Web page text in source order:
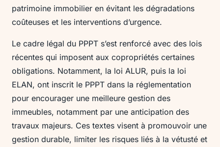
patrimoine immobilier en évitant les dégradations
coûteuses et les interventions d’urgence.
Le cadre légal du PPPT s’est renforcé avec des lois
récentes qui imposent aux copropriétés certaines
obligations. Notamment, la loi ALUR, puis la loi
ELAN, ont inscrit le PPPT dans la réglementation
pour encourager une meilleure gestion des
immeubles, notamment par une anticipation des
travaux majeurs. Ces textes visent à promouvoir une
gestion durable, limiter les risques liés à la vétusté et